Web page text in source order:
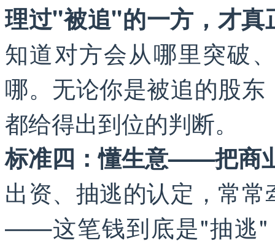
理过"被追"的一方，才真
知道对方会从哪里突破
哪。无论你是被追的股
都给得出到位的判断。
标准四：懂生意——把商
出资、抽逃的认定，常
——这笔钱到底是"抽逃"